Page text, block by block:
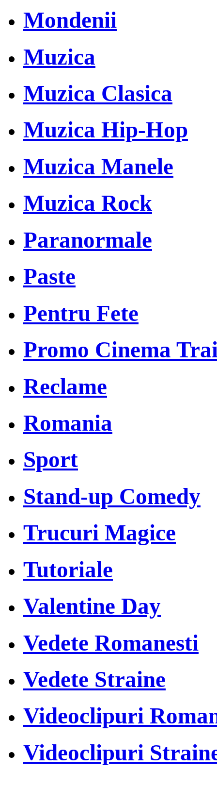
Mondenii
Muzica
Muzica Clasica
Muzica Hip-Hop
Muzica Manele
Muzica Rock
Paranormale
Paste
Pentru Fete
Promo Cinema
Reclame
Romania
Sport
Stand-up Comedy
Trucuri Magice
Tutoriale
Valentine Day
Vedete Romanesti
Vedete Straine
Videoclipuri
Videoclipuri